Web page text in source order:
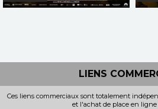
Bande-annonce
Réservation
LIENS
Ces liens commerciaux sont totalement
et l'achat de place en ligne